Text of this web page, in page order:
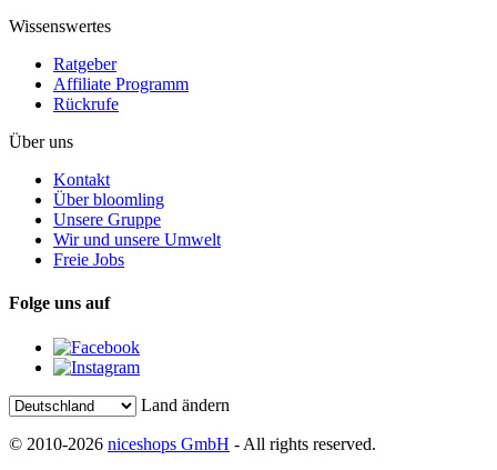
Wissenswertes
Ratgeber
Affiliate Programm
Rückrufe
Über uns
Kontakt
Über bloomling
Unsere Gruppe
Wir und unsere Umwelt
Freie Jobs
Folge uns auf
Land ändern
© 2010-2026 niceshops GmbH - All rights reserved.